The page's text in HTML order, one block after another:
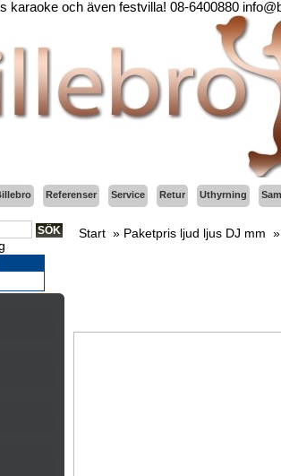
karaoke och även festvilla! 08-6400880
Referenser Service Retur Uthyrning
Start » Paketpris ljud ljus DJ mm